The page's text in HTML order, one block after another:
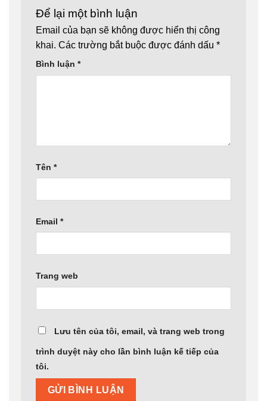
Để lại một bình luận
Email của bạn sẽ không được hiển thị công
khai. Các trường bắt buộc được đánh dấu *
Bình luận *
Tên *
Email *
Trang web
Lưu tên của tôi, email, và trang web trong
trình duyệt này cho lần bình luận kế tiếp của
tôi.